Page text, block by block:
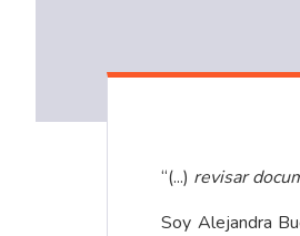
“(...) revisar
Soy Alejandra